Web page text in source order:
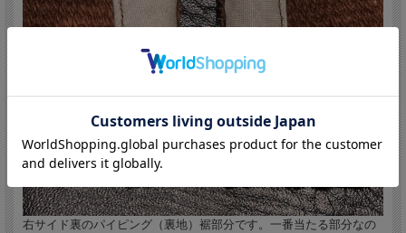
右サイド裏のパイピング（裏地）裾部分です。一番当たる部分なの